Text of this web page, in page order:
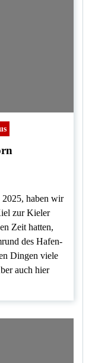
haben wir
zur Kieler
Zeit hatten,
des Hafen-
Dingen viele
auch hier